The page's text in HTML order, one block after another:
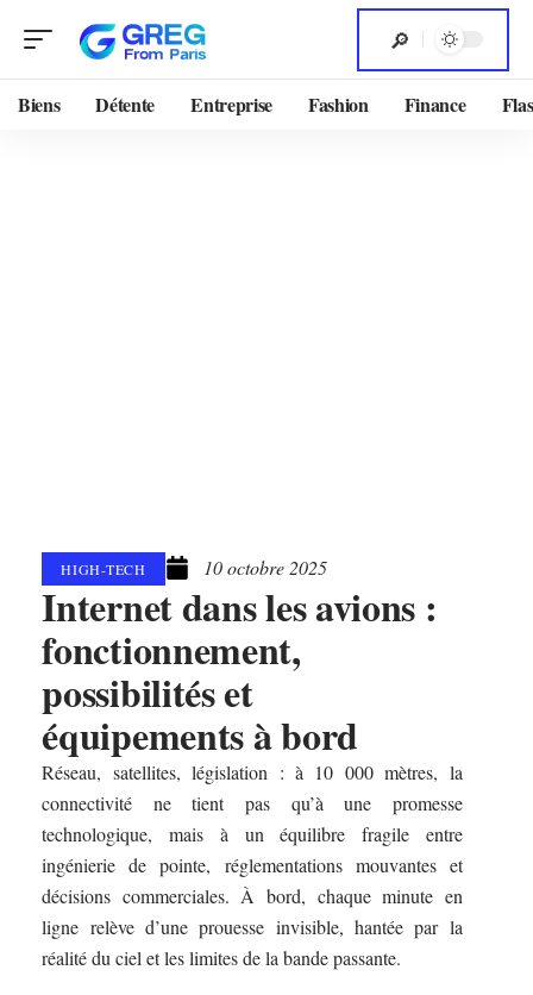
Biens Détente Entreprise Fashion Finance
HIGH-TECH 10 octobre 2025
Internet dans les avions :
fonctionnement,
possibilités et
équipements à bord
Réseau, satellites, législation : à 10 000 mètres, la
connectivité ne tient pas qu’à une promesse
technologique, mais à un équilibre fragile entre
ingénierie de pointe, réglementations mouvantes et
décisions commerciales. À bord, chaque minute en
ligne relève d’une prouesse invisible, hantée par la
réalité du ciel et les limites de la bande passante.